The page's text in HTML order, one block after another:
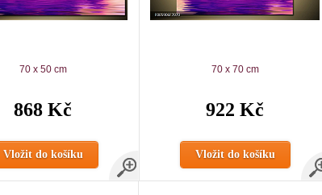
70 x 50 cm
868 Kč
Vložit do košíku
70 x 70 cm
922 Kč
Vložit do košíku